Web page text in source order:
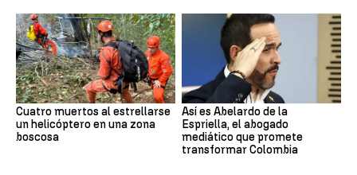
Cuatro muertos al estrellarse
un helicóptero en una zona
boscosa
Así es Abelardo de la
Espriella, el abogado
mediático que promete
transformar Colombia